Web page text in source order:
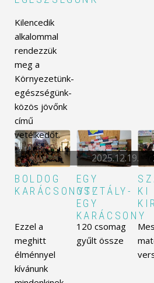
Kilencedik
alkalommal
rendezzük
meg a
Környezetünk-
egészségünk-
közös jövőnk
című
vetélkedőt.
2025.12.19.
BOLDOG
KARÁCSONYT!
Ezzel a
meghitt
élménnyel
kívánunk
EGY
OSZTÁLY-
EGY
KARÁCSONY
120 csomag
gyűlt össze
KI